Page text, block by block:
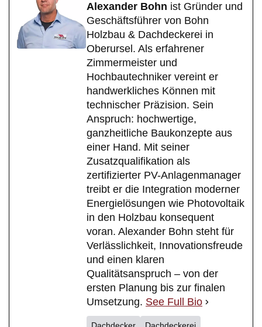
Alexander Bohn ist Gründer und
Geschäftsführer von Bohn
Holzbau & Dachdeckerei in
Oberursel. Als erfahrener
Zimmermeister und
Hochbautechniker vereint er
handwerkliches Können mit
technischer Präzision. Sein
Anspruch: hochwertige,
ganzheitliche Baukonzepte aus
einer Hand. Mit seiner
Zusatzqualifikation als
zertifizierter PV-Anlagenmanager
treibt er die Integration moderner
Energielösungen wie Photovoltaik
in den Holzbau konsequent
voran. Alexander Bohn steht für
Verlässlichkeit, Innovationsfreude
und einen klaren
Qualitätsanspruch – von der
ersten Planung bis zur finalen
Umsetzung. See Full Bio